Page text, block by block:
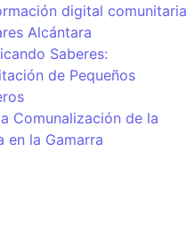
digital comunitaria
Alcántara
Saberes:
de Pequeños
Comunalización de la
en la Gamarra